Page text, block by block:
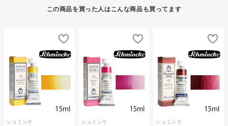
この商品を買った人はこんな商品も買ってます
シュミンケ シュミンケ シュミンケ